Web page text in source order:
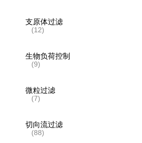
支原体过滤
(12)
生物负荷控制
(9)
微粒过滤
(7)
切向流过滤
(88)